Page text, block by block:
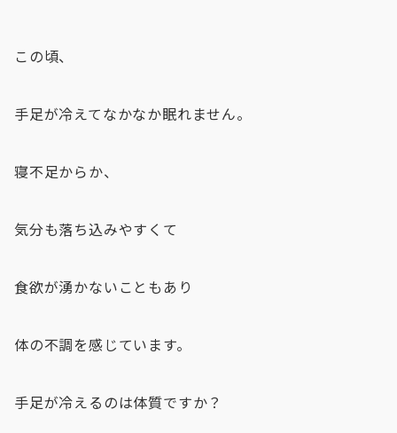
この頃、
手足が冷えてなかなか眠れません。
寝不足からか、
気分も落ち込みやすくて
食欲が湧かないこともあり
体の不調を感じています。
手足が冷えるのは体質ですか？